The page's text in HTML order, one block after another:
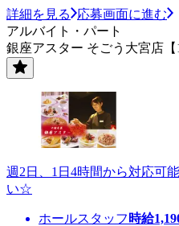
詳細を見る
応募画面に進む
アルバイト・パート
銀座アスター そごう大宮店【
週2日、1日4時間から対応可
い☆
ホールスタッフ 時給